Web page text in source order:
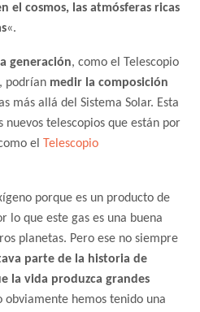
el cosmos, las atmósferas ricas
«.
generación, como el Telescopio
podrían medir la composición
más allá del Sistema Solar. Esta
telescopios que están por
el
Telescopio
porque es un producto de
lo que este gas es una buena
planetas. Pero ese no siempre
parte de la historia de
la vida produzca grandes
obviamente hemos tenido una